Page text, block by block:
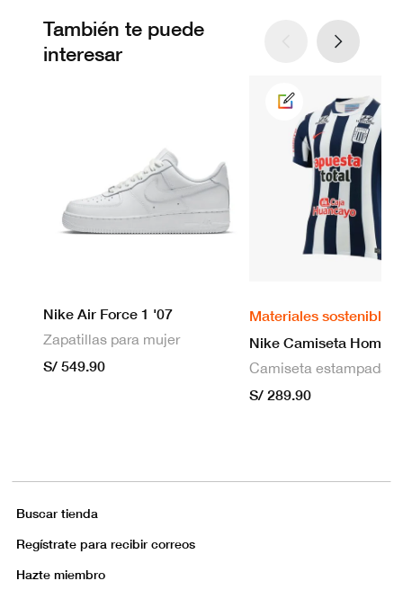
También te puede
interesar
Nike Air Force 1 '07
Zapatillas para mujer
S/ 549.90
Materiales sostenibles
S/ 289.90
Buscar tienda
Regístrate para recibir correos
Hazte miembro